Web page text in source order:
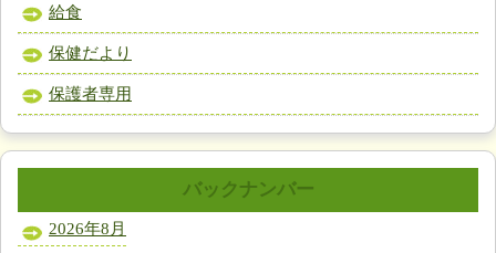
給食
保健だより
保護者専用
バックナンバー
2026年8月